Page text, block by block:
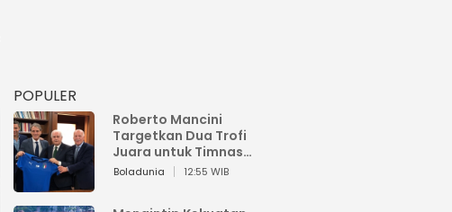
POPULER
Roberto Mancini
Targetkan Dua Trofi
Juara untuk Timnas
Italia
Boladunia 12:55 WIB